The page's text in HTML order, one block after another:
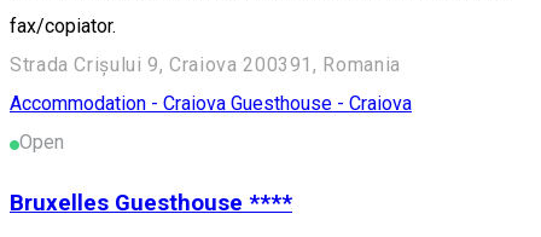
fax/copiator.
Strada Crișului 9, Craiova 200391, Romania
Accommodation - Craiova Guesthouse - Craiova
Open
Bruxelles Guesthouse ****